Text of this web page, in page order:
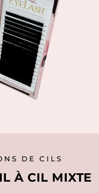
DE CILS
À CIL MIXTE